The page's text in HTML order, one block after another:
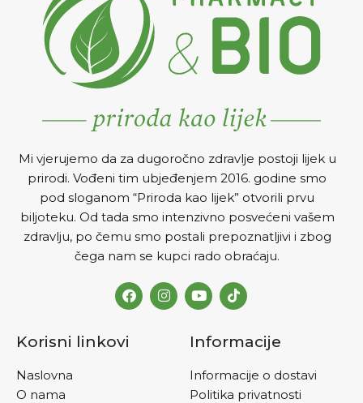
Mi vjerujemo da za dugoročno zdravlje postoji lijek u
prirodi. Vođeni tim ubjeđenjem 2016. godine smo
pod sloganom “Priroda kao lijek” otvorili prvu
biljoteku. Od tada smo intenzivno posvećeni vašem
zdravlju, po čemu smo postali prepoznatljivi i zbog
čega nam se kupci rado obraćaju.
Korisni linkovi
Naslovna
O nama
Informacije
Informacije o dostavi
Politika privatnosti